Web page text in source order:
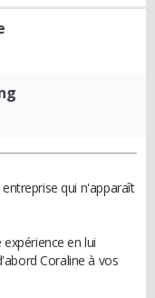
qui n'apparaît
en lui
Coraline à vos